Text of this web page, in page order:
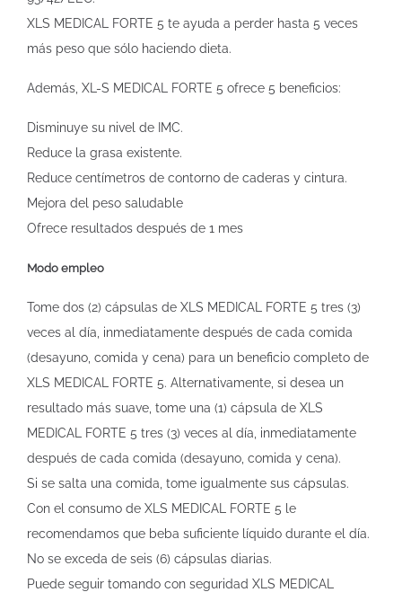
XL­S MEDICAL FORTE 5 te ayuda a perder hasta 5 veces
más peso que sólo haciendo dieta.
Además, XL-S MEDICAL FORTE 5 ofrece 5 beneficios:
Disminuye su nivel de IMC.
Reduce la grasa existente.
Reduce centímetros de contorno de caderas y cintura.
Mejora del peso saludable
Ofrece resultados después de 1 mes
Modo empleo
Tome dos (2) cápsulas de XL­S MEDICAL FORTE 5 tres (3)
veces al día, inmediatamente después de cada comida
(desayuno, comida y cena) para un beneficio completo de
XL­S MEDICAL FORTE 5. Alternativamente, si desea un
resultado más suave, tome una (1) cápsula de XL­S
MEDICAL FORTE 5 tres (3) veces al día, inmediatamente
después de cada comida (desayuno, comida y cena).
Si se salta una comida, tome igualmente sus cápsulas.
Con el consumo de XL­S MEDICAL FORTE 5 le
recomendamos que beba suficiente líquido durante el día.
No se exceda de seis (6) cápsulas diarias.
Puede seguir tomando con seguridad XL­S MEDICAL